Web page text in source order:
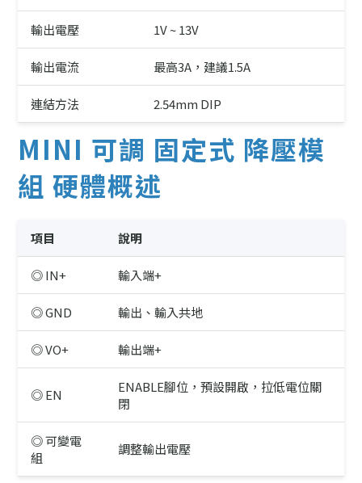
輸出電壓 1V ~ 13V
輸出電流 最高3A，建議1.5A
連結方法 2.54mm DIP
MINI 可調 固定式 降壓模
組 硬體概述
項目 說明
◎ IN+ 輸入端+
◎ GND 輸出、輸入共地
◎ VO+ 輸出端+
◎ EN
ENABLE腳位，預設開啟，拉低電位關
閉
◎ 可變電
組
調整輸出電壓